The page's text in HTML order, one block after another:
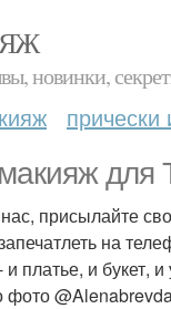
новинки,
для
присылайте
на
платье, и букет,
фото